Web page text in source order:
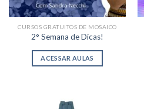
CURSOS GRATUITOS DE MOSAICO
2° Semana de Dicas!
ACESSAR AULAS